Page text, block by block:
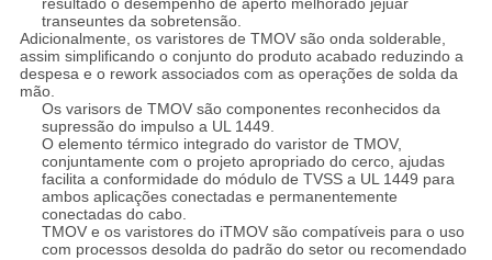
resultado o desempenho de aperto melhorado jejuar
transeuntes da sobretensão.
Adicionalmente, os varistores de TMOV são onda solderable,
assim simplificando o conjunto do produto acabado reduzindo a
despesa e o rework associados com as operações de solda da
mão.
Os varisors de TMOV são componentes reconhecidos da
supressão do impulso a UL 1449.
O elemento térmico integrado do varistor de TMOV,
conjuntamente com o projeto apropriado do cerco, ajudas
facilita a conformidade do módulo de TVSS a UL 1449 para
ambos aplicações conectadas e permanentemente
conectadas do cabo.
TMOV e os varistores do iTMOV são compatíveis para o uso
com processos desolda do padrão do setor ou recomendado